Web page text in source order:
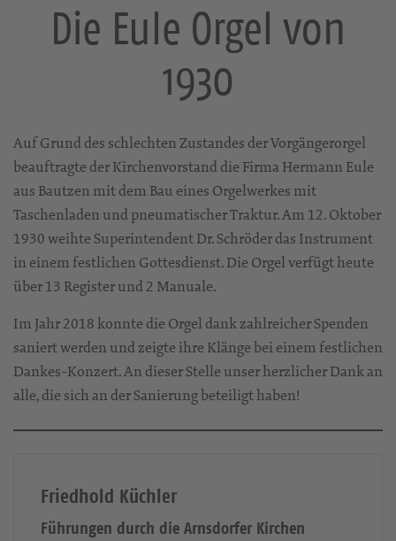
Die Eule Orgel von
1930
Auf Grund des schlechten Zustandes der Vorgängerorgel
beauftragte der Kirchenvorstand die Firma Hermann Eule
aus Bautzen mit dem Bau eines Orgelwerkes mit
Taschenladen und pneumatischer Traktur. Am 12. Oktober
1930 weihte Superintendent Dr. Schröder das Instrument
in einem festlichen Gottesdienst. Die Orgel verfügt heute
über 13 Register und 2 Manuale.
Im Jahr 2018 konnte die Orgel dank zahlreicher Spenden
saniert werden und zeigte ihre Klänge bei einem festlichen
Dankes-Konzert. An dieser Stelle unser herzlicher Dank an
alle, die sich an der Sanierung beteiligt haben!
Friedhold Küchler
Führungen durch die Arnsdorfer Kirchen